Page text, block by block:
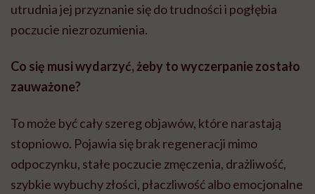
utrudnia jej przyznanie się do trudności i pogłębia
poczucie niezrozumienia.
Co się musi wydarzyć, żeby to wyczerpanie zostało
zauważone?
To może być cały szereg objawów, które narastają
stopniowo. Pojawia się brak regeneracji mimo
odpoczynku, stałe poczucie zmęczenia, drażliwość,
szybkie wybuchy złości, płaczliwość albo emocjonalne